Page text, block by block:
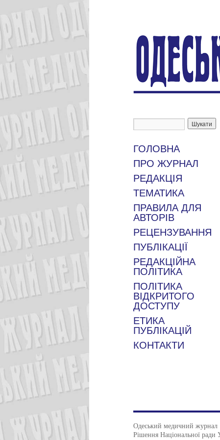
ГОЛОВНА
ПРО ЖУРНАЛ
РЕДАКЦІЯ
ТЕМАТИКА
ПРАВИЛА ДЛЯ
АВТОРІВ
РЕЦЕНЗУВАННЯ
ПУБЛІКАЦІЇ
РЕДАКЦІЙНА
ПОЛІТИКА
ПОЛІТИКА
ВІДКРИТОГО
ДОСТУПУ
ЕТИКА
ПУБЛІКАЦІЙ
КОНТАКТИ
Одеський медичний журнал
Рішення Національної ради